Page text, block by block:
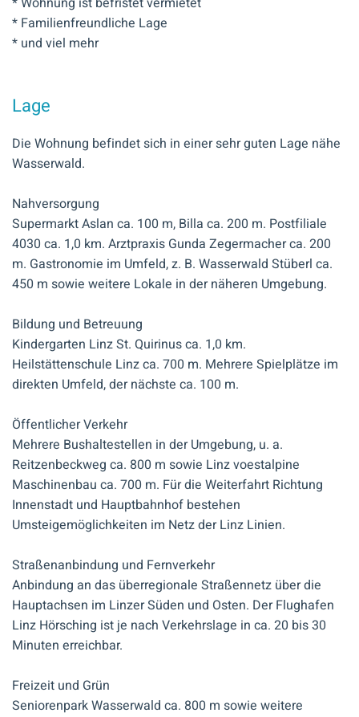
* Familienfreundliche Lage
* und viel mehr
Lage
Die Wohnung befindet sich in einer sehr guten Lage nähe
Wasserwald.
Nahversorgung
Supermarkt Aslan ca. 100 m, Billa ca. 200 m. Postfiliale
4030 ca. 1,0 km. Arztpraxis Gunda Zegermacher ca. 200
m. Gastronomie im Umfeld, z. B. Wasserwald Stüberl ca.
450 m sowie weitere Lokale in der näheren Umgebung.
Bildung und Betreuung
Kindergarten Linz St. Quirinus ca. 1,0 km.
Heilstättenschule Linz ca. 700 m. Mehrere Spielplätze im
direkten Umfeld, der nächste ca. 100 m.
Öffentlicher Verkehr
Mehrere Bushaltestellen in der Umgebung, u. a.
Reitzenbeckweg ca. 800 m sowie Linz voestalpine
Maschinenbau ca. 700 m. Für die Weiterfahrt Richtung
Innenstadt und Hauptbahnhof bestehen
Umsteigemöglichkeiten im Netz der Linz Linien.
Straßenanbindung und Fernverkehr
Anbindung an das überregionale Straßennetz über die
Hauptachsen im Linzer Süden und Osten. Der Flughafen
Linz Hörsching ist je nach Verkehrslage in ca. 20 bis 30
Minuten erreichbar.
Freizeit und Grün
Seniorenpark Wasserwald ca. 800 m sowie weitere